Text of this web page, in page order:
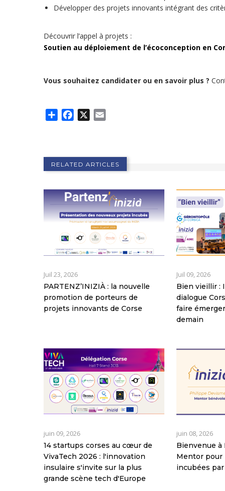
Développer des projets innovants intégrant des
Découvrir l’appel à projets :
Soutien au déploiement de l’écoconception en
Vous souhaitez candidater ou en savoir plus ?
Share Facebook
RELATED ARTICLES
Juil 23, 2026
PARTENZ’INIZIÀ : la nouvelle
promotion de porteurs de
projets innovants de Corse
Juil 09, 2026
Bien vieillir :
dialogue
faire
demain
juin 09, 2026
14 startups corses au cœur de
VivaTech 2026 : l'innovation
insulaire s'invite sur la plus
grande scène tech d'Europe
juin 08, 2026
Bienvenue à
Mentor pour
incubées